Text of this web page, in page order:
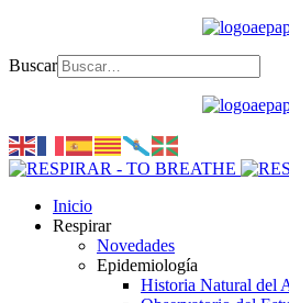
Buscar
Inicio
Respirar
Novedades
Epidemiología
Historia Natural del